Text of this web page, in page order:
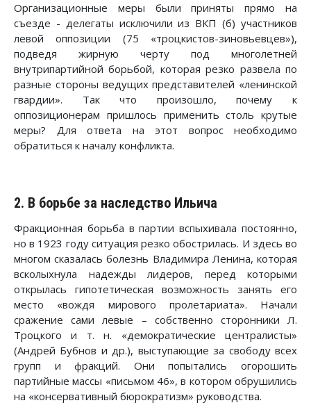
Организационные меры были приняты прямо на
съезде - делегаты исключили из ВКП (б) участников
левой оппозиции (75 «троцкистов-зиновьевцев»),
подведя жирную черту под многолетней
внутрипартийной борьбой, которая резко развела по
разные стороны ведущих представителей «ленинской
гвардии». Так что произошло, почему к
оппозиционерам пришлось применить столь крутые
меры? Для ответа на этот вопрос необходимо
обратиться к началу конфликта.
2. В борьбе за наследство Ильича
Фракционная борьба в партии вспыхивала постоянно,
но в 1923 году ситуация резко обострилась. И здесь во
многом сказалась болезнь Владимира Ленина, которая
всколыхнула надежды лидеров, перед которыми
открылась гипотетическая возможность занять его
место «вождя мирового пролетариата». Начали
сражение сами левые – собственно сторонники Л.
Троцкого и т. н. «демократические централисты»
(Андрей Бубнов и др.), выступающие за свободу всех
групп и фракций. Они попытались огорошить
партийные массы «письмом 46», в котором обрушились
на «консервативный бюрократизм» руководства.